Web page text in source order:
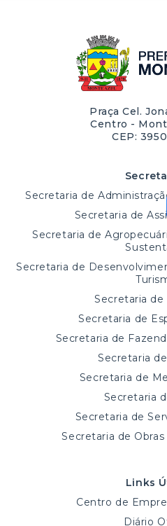
Praça Cel.
Centro -
CEP:
Secretaria de
Secretaria de
Secretaria de
Secretaria de
Secretaria de
Secretaria de
Secretaria de
Secretaria
Secretaria de
Secretaria
Secretaria de
Secretaria de
Links
Centro de
Diário